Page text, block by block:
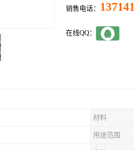
销售电话：
在线QQ：
材料
用途范围